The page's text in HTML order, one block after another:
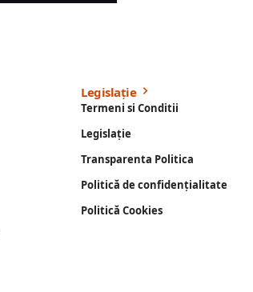
Legislație
Termeni si Conditii
Legislație
Transparenta Politica
Politică de confidențialitate
Politică Cookies